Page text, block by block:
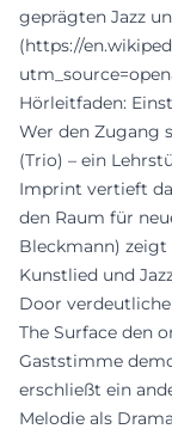
geprägten Jazz
(https://
Hörleitfaden:
Wer den Zugang
(Trio) – ein
Imprint vertieft
den Raum für
Bleckmann) zeigt
Kunstlied und
Door
The Surface den
Gaststimme
erschließt ein
Melodie als